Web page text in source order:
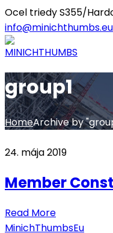
Ocel triedy S355/
info@minichthumbs.eu
group1
HomeArchive by
24. mája 2019
Member
Read More
MinichThumbsEu